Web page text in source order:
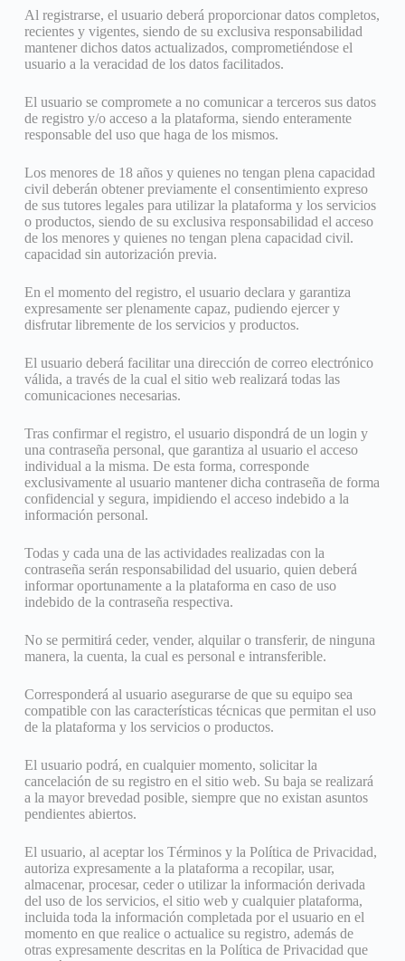
Al registrarse, el usuario deberá proporcionar datos completos,
recientes y vigentes, siendo de su exclusiva responsabilidad
mantener dichos datos actualizados, comprometiéndose el
usuario a la veracidad de los datos facilitados.
El usuario se compromete a no comunicar a terceros sus datos
de registro y/o acceso a la plataforma, siendo enteramente
responsable del uso que haga de los mismos.
Los menores de 18 años y quienes no tengan plena capacidad
civil deberán obtener previamente el consentimiento expreso
de sus tutores legales para utilizar la plataforma y los servicios
o productos, siendo de su exclusiva responsabilidad el acceso
de los menores y quienes no tengan plena capacidad civil.
capacidad sin autorización previa.
En el momento del registro, el usuario declara y garantiza
expresamente ser plenamente capaz, pudiendo ejercer y
disfrutar libremente de los servicios y productos.
El usuario deberá facilitar una dirección de correo electrónico
válida, a través de la cual el sitio web realizará todas las
comunicaciones necesarias.
Tras confirmar el registro, el usuario dispondrá de un login y
una contraseña personal, que garantiza al usuario el acceso
individual a la misma. De esta forma, corresponde
exclusivamente al usuario mantener dicha contraseña de forma
confidencial y segura, impidiendo el acceso indebido a la
información personal.
Todas y cada una de las actividades realizadas con la
contraseña serán responsabilidad del usuario, quien deberá
informar oportunamente a la plataforma en caso de uso
indebido de la contraseña respectiva.
No se permitirá ceder, vender, alquilar o transferir, de ninguna
manera, la cuenta, la cual es personal e intransferible.
Corresponderá al usuario asegurarse de que su equipo sea
compatible con las características técnicas que permitan el uso
de la plataforma y los servicios o productos.
El usuario podrá, en cualquier momento, solicitar la
cancelación de su registro en el sitio web. Su baja se realizará
a la mayor brevedad posible, siempre que no existan asuntos
pendientes abiertos.
El usuario, al aceptar los Términos y la Política de Privacidad,
autoriza expresamente a la plataforma a recopilar, usar,
almacenar, procesar, ceder o utilizar la información derivada
del uso de los servicios, el sitio web y cualquier plataforma,
incluida toda la información completada por el usuario en el
momento en que realice o actualice su registro, además de
otras expresamente descritas en la Política de Privacidad que